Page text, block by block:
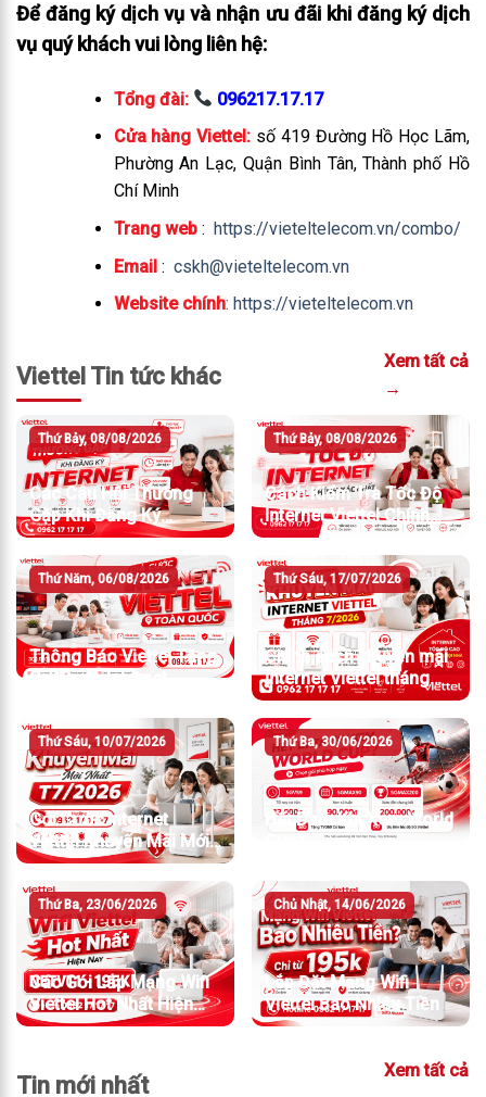
Để đăng ký dịch vụ và nhận ưu đãi khi đăng ký dịch
vụ quý khách vui lòng liên hệ:
Tổng đài:
096217.17.17
Cửa hàng Viettel: số 419 Đường Hồ Học Lãm,
Phường An Lạc, Quận Bình Tân, Thành phố Hồ
Chí Minh
Trang web: https://vieteltelecom.vn/combo/
Email: cskh@vieteltelecom.vn
Website chính: https://vieteltelecom.vn
Viettel Tin tức khác
Xem tất cả
→
Thứ Bảy, 08/08/2026
Các Câu Hỏi Thường
Gặp Khi Đăng Ký
Internet Viettel
Thứ Bảy, 08/08/2026
Cách Kiểm Tra Tốc Độ
Internet Viettel Chính
Xác Nhất
Thứ Năm, 06/08/2026
Thông Báo Viettel Tăng
Giá Cước Internet
Thứ Sáu, 17/07/2026
Chính sách khuyến mãi
Internet Viettel tháng
7/2026
Thứ Sáu, 10/07/2026
Gói Cước Internet
Viettel Khuyến Mãi Mới
Nhất T7/2026
Thứ Ba, 30/06/2026
Hết Data Khi Xem World
Thứ Ba, 23/06/2026
Các Gói Lắp Mạng Wifi
Viettel Hot Nhất Hiện
Nay
Chủ Nhật, 14/06/2026
Lắp Đặt Mạng Wifi
Viettel Bao Nhiêu Tiền
Tin mới nhất
Xem tất cả